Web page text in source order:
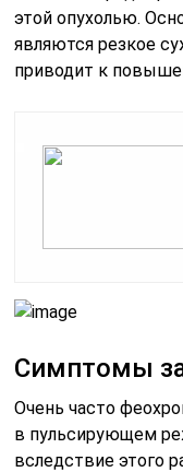
этой опухолью.
являются резкое
приводит к
Симптомы
Очень часто
в пульсирующем
вследствие этого